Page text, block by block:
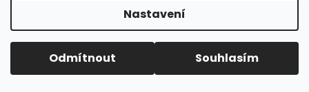
Nastavení
Odmítnout Souhlasím
–35 %
KŠILTOVKA POSEDLÍ DAKAREM